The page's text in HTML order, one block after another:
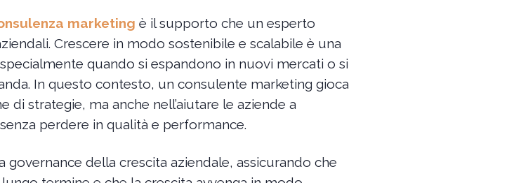
marketing è il supporto che un esperto
Crescere in modo sostenibile e scalabile è una
quando si espandono in nuovi mercati o si
In questo contesto, un consulente marketing gioca
strategie, ma anche nell’aiutare le aziende a
perdere in qualità e performance.
della crescita aziendale, assicurando che